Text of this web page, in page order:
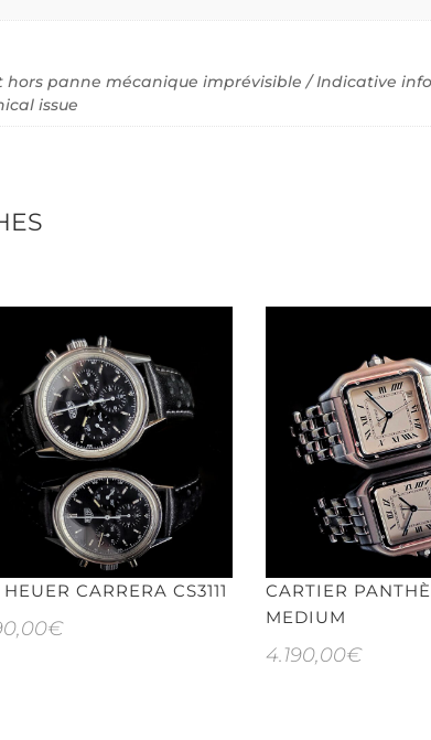
panne mécanique imprévisible / Indicative
issue
CARRERA CS3111
€
CARTIER
MEDIUM
4.190,00€